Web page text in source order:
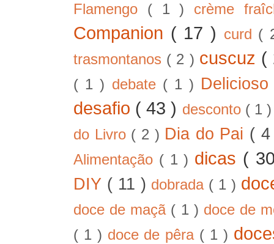
Flamengo ( 1 ) crème
Companion ( 17 ) curd (
trasmontanos ( 2 ) cuscuz (
( 1 ) debate ( 1 )
desafio ( 43 ) desconto ( 1
do Livro ( 2 ) Dia do Pai (
Alimentação ( 1 ) dicas (
DIY ( 11 ) dobrada ( 1 )
doce de maçã ( 1 ) doce de
( 1 ) doce de pêra ( 1 )